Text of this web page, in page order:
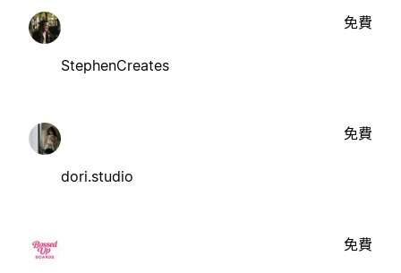
StephenCreates
免費
dori.studio
免費
免費